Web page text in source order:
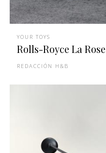
YOUR TOYS
Rolls-Royce La
REDACCIÓN H&B